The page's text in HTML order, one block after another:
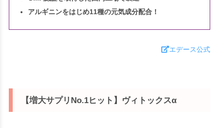
アルギニンをはじめ11種の元気成分配合！
エデース公式
【増大サプリNo.1ヒット】ヴィトックスα